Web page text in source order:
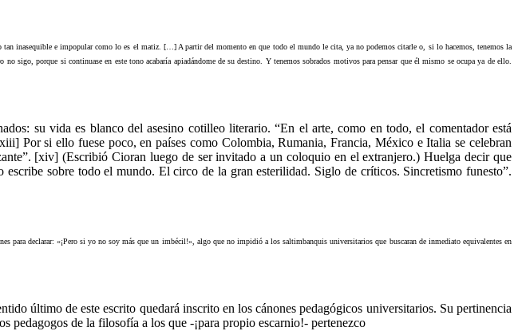
inasequible e impopular como lo es el matiz. […] A partir del momento en que todo el mundo le cita, ya no podemos citarle o, si lo hacemos, tenemos la
sigo, porque si continuase en este tono acabaría apiadándome de su destino. Y tenemos sobrados motivos para pensar que él mismo se ocupa ya de ello.
su vida es blanco del asesino cotilleo literario. “En el arte, como en todo, el comentador está
Por si ello fuese poco, en países como Colombia, Rumania, Francia, México e Italia se celebran
[xiv] (Escribió Cioran luego de ser invitado a un coloquio en el extranjero.) Huelga decir que
sobre todo el mundo. El circo de la gran esterilidad. Siglo de críticos. Sincretismo funesto”.
para declarar: «¡Pero si yo no soy más que un imbécil!», algo que no impidió a los saltimbanquis universitarios que buscaran de inmediato equivalentes en
último de este escrito quedará inscrito en los cánones pedagógicos universitarios. Su pertinencia
pedagogos de la filosofía a los que -¡para propio escarnio!- pertenezco